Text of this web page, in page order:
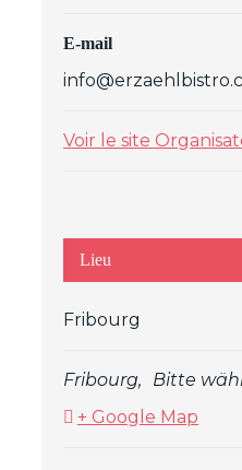
E-mail
Voir le site
Lieu
Fribourg
Fribourg, Bitte
+ Google Map